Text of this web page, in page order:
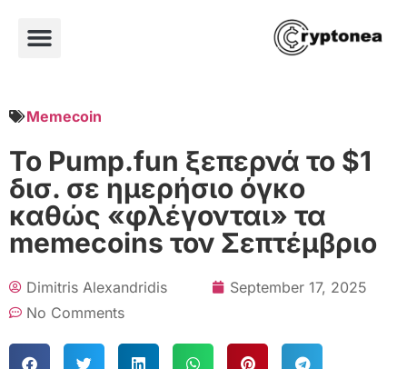
Memecoin
Το Pump.fun ξεπερνά το $1
δισ. σε ημερήσιο όγκο
καθώς «φλέγονται» τα
memecoins τον Σεπτέμβριο
Dimitris Alexandridis
September 17, 2025
No Comments